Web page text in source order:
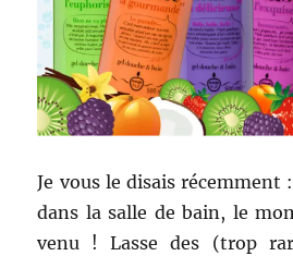
Je vous le disais récemment
dans la salle de bain, le
venu ! Lasse des (trop